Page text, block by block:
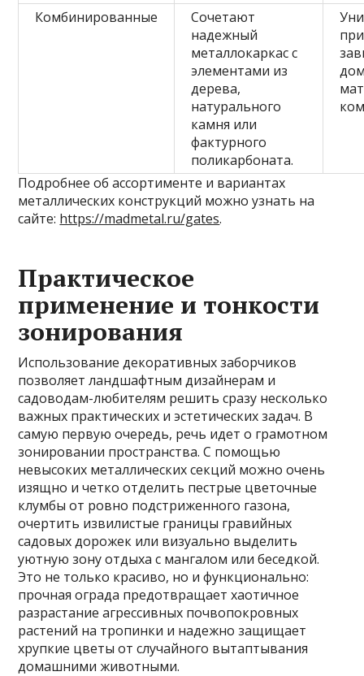
Комбинированные
Сочетают
надежный
металлокаркас с
элементами из
дерева,
натурального
камня или
фактурного
поликарбоната.
Подробнее об ассортименте и вариантах
металлических конструкций можно узнать на
сайте: https://madmetal.ru/gates.
Практическое
применение и тонкости
зонирования
Использование декоративных заборчиков
позволяет ландшафтным дизайнерам и
садоводам-любителям решить сразу несколько
важных практических и эстетических задач. В
самую первую очередь, речь идет о грамотном
зонировании пространства. С помощью
невысоких металлических секций можно очень
изящно и четко отделить пестрые цветочные
клумбы от ровно подстриженного газона,
очертить извилистые границы гравийных
садовых дорожек или визуально выделить
уютную зону отдыха с мангалом или беседкой.
Это не только красиво, но и функционально:
прочная ограда предотвращает хаотичное
разрастание агрессивных почвопокровных
растений на тропинки и надежно защищает
хрупкие цветы от случайного вытаптывания
домашними животными.